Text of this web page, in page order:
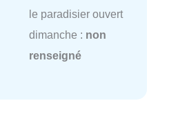
le paradisier ouvert
dimanche : non
renseigné